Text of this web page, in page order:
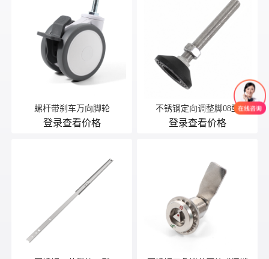
螺杆带刹车万向脚轮
登录查看价格
不锈钢定向调整脚08型
登录查看价格